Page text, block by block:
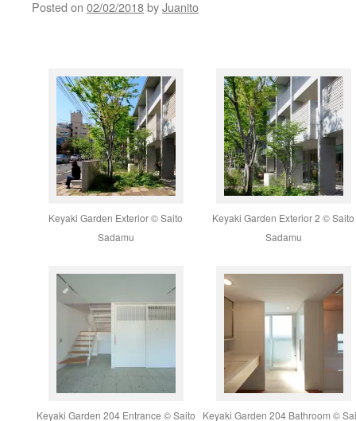
Posted on 02/02/2018byJuanito
Keyaki Garden Exterior © Saito
Sadamu
Keyaki Garden Exterior 2 © Saito
Sadamu
Keyaki Garden 204 Entrance © Saito
Keyaki Garden 204 Bathroom ©